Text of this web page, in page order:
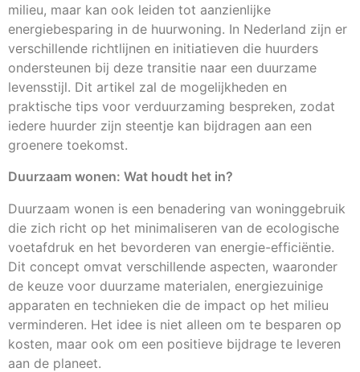
milieu, maar kan ook leiden tot aanzienlijke
energiebesparing in de huurwoning. In Nederland zijn er
verschillende richtlijnen en initiatieven die huurders
ondersteunen bij deze transitie naar een duurzame
levensstijl. Dit artikel zal de mogelijkheden en
praktische tips voor verduurzaming bespreken, zodat
iedere huurder zijn steentje kan bijdragen aan een
groenere toekomst.
Duurzaam wonen: Wat houdt het in?
Duurzaam wonen is een benadering van woninggebruik
die zich richt op het minimaliseren van de ecologische
voetafdruk en het bevorderen van energie-efficiëntie.
Dit concept omvat verschillende aspecten, waaronder
de keuze voor duurzame materialen, energiezuinige
apparaten en technieken die de impact op het milieu
verminderen. Het idee is niet alleen om te besparen op
kosten, maar ook om een positieve bijdrage te leveren
aan de planeet.